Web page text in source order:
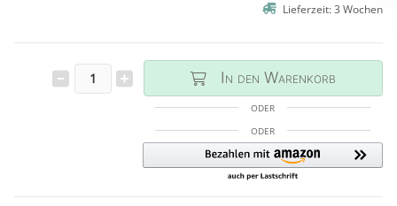
Lieferzeit: 3 Wochen
In den Warenkorb
ODER
ODER